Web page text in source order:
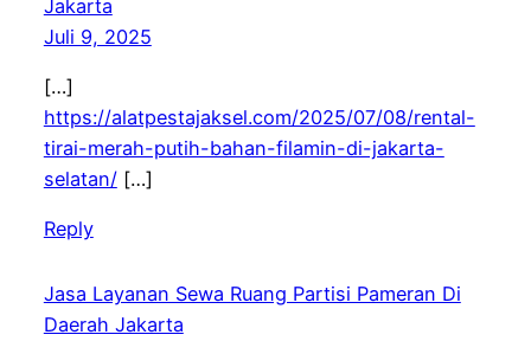
Jakarta
Juli 9, 2025
[…]
https://alatpestajaksel.com/2025/07/08/rental-
tirai-merah-putih-bahan-filamin-di-jakarta-
selatan/[…]
Reply
Jasa Layanan Sewa Ruang Partisi Pameran Di
Daerah Jakarta